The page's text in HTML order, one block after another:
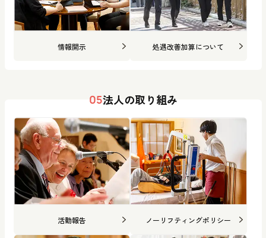
情報開示 処遇改善加算について
05法人の取り組み
活動報告 ノーリフティングポリシー